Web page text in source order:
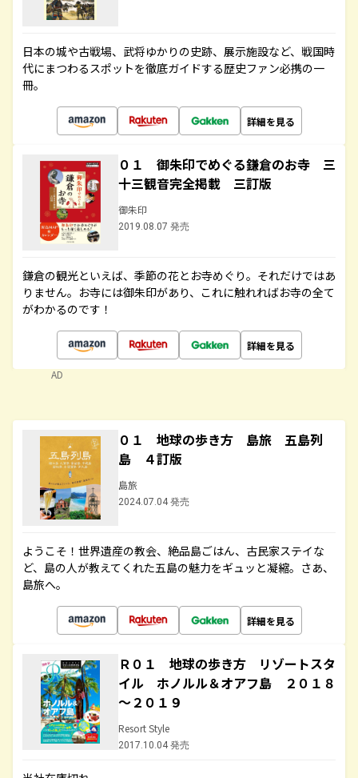
日本の城や古戦場、武将ゆかりの史跡、展示施設など、戦国時
代にまつわるスポットを徹底ガイドする歴史ファン必携の一
冊。
詳細を見る
０１ 御朱印でめぐる鎌倉のお寺 三
十三観音完全掲載 三訂版
御朱印
2019.08.07 発売
鎌倉の観光といえば、季節の花とお寺めぐり。それだけではあ
りません。お寺には御朱印があり、これに触れればお寺の全て
がわかるのです！
詳細を見る
AD
０１ 地球の歩き方 島旅 五島列
島 ４訂版
島旅
2024.07.04 発売
ようこそ！世界遺産の教会、絶品島ごはん、古民家ステイな
ど、島の人が教えてくれた五島の魅力をギュッと凝縮。さあ、
島旅へ。
詳細を見る
Ｒ０１ 地球の歩き方 リゾートスタ
イル ホノルル＆オアフ島 ２０１８
～２０１９
Resort Style
2017.10.04 発売